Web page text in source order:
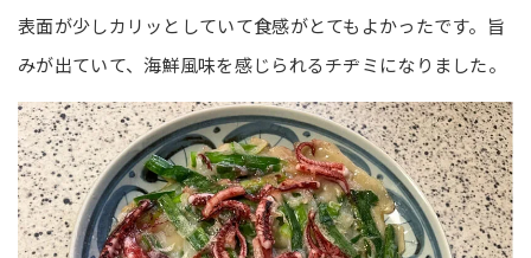
表面が少しカリッとしていて食感がとてもよかったです。旨
みが出ていて、海鮮風味を感じられるチヂミになりました。